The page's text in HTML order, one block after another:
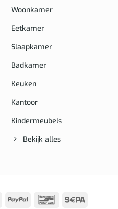
Woonkamer
Eetkamer
Slaapkamer
Badkamer
Keuken
Kantoor
Kindermeubels
Bekijk alles
PayPal BancontactSepa